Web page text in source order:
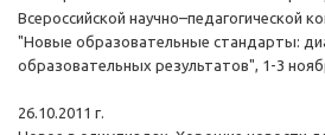
Всероссийской научно–педагогической
"Новые образовательные стандарты:
образовательных результатов", 1-3
26.10.2011 г.